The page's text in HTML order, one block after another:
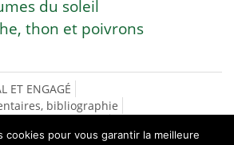
du soleil
thon et poivrons
ET ENGAGÉ
bibliographie
LES RECETTES
cookies pour vous garantir la meilleure